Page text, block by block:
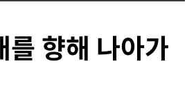
향해 나아가